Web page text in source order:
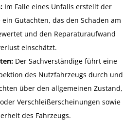
Im Falle eines Unfalls erstellt der
Gutachten, das den Schaden am
und den Reparaturaufwand
einschätzt.
Der Sachverständige führt eine
des Nutzfahrzeugs durch und
über den allgemeinen Zustand,
Verschleißerscheinungen sowie
des Fahrzeugs.